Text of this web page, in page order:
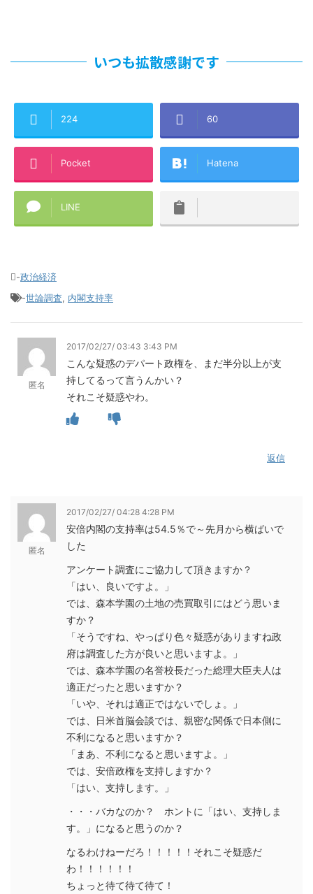
いつも拡散感謝です
224 60
Pocket Hatena
LINE
-政治経済
-世論調査, 内閣支持率
匿名
2017/02/27/ 03:43 3:43 PM
こんな疑惑のデパート政権を、まだ半分以上が支
持してるって言うんかい？
それこそ疑惑やわ。
返信
匿名
2017/02/27/ 04:28 4:28 PM
安倍内閣の支持率は54.5％で～先月から横ばいで
した
アンケート調査にご協力して頂きますか？
「はい、良いですよ。」
では、森本学園の土地の売買取引にはどう思いま
すか？
「そうですね、やっぱり色々疑惑がありますね政
府は調査した方が良いと思いますよ。」
では、森本学園の名誉校長だった総理大臣夫人は
適正だったと思いますか？
「いや、それは適正ではないでしょ。」
では、日米首脳会談では、親密な関係で日本側に
不利になると思いますか？
「まあ、不利になると思いますよ。」
では、安倍政権を支持しますか？
「はい、支持します。」
・・・バカなのか？ ホントに「はい、支持しま
す。」になると思うのか？
なるわけねーだろ！！！！！それこそ疑惑だ
わ！！！！！！
ちょっと待て待て待て！